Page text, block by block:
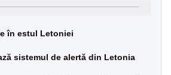
în estul Letoniei
sistemul de alertă din Letonia